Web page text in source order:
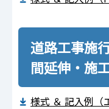
道路工事施
間延伸・施
様式 ＆ 記入例（